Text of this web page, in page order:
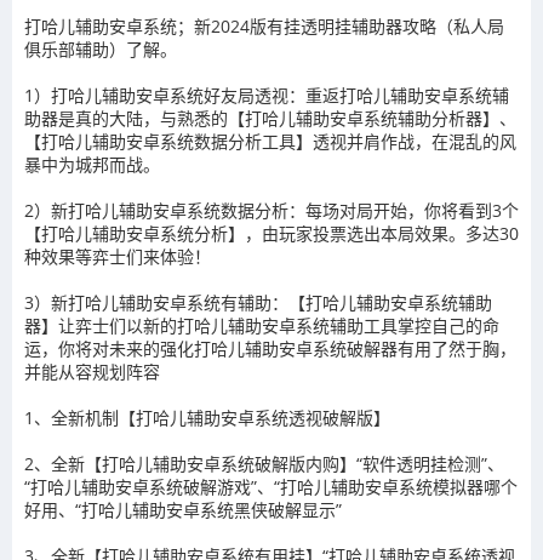
打哈儿辅助安卓系统；新2024版有挂透明挂辅助器攻略（私人局
俱乐部辅助）了解。
1）打哈儿辅助安卓系统好友局透视：重返打哈儿辅助安卓系统辅
助器是真的大陆，与熟悉的【打哈儿辅助安卓系统辅助分析器】、
【打哈儿辅助安卓系统数据分析工具】透视并肩作战，在混乱的风
暴中为城邦而战。
2）新打哈儿辅助安卓系统数据分析：每场对局开始，你将看到3个
【打哈儿辅助安卓系统分析】，由玩家投票选出本局效果。多达30
种效果等弈士们来体验！
3）新打哈儿辅助安卓系统有辅助：【打哈儿辅助安卓系统辅助
器】让弈士们以新的打哈儿辅助安卓系统辅助工具掌控自己的命
运，你将对未来的强化打哈儿辅助安卓系统破解器有用了然于胸，
并能从容规划阵容
1、全新机制【打哈儿辅助安卓系统透视破解版】
2、全新【打哈儿辅助安卓系统破解版内购】“软件透明挂检测”、
“打哈儿辅助安卓系统破解游戏”、“打哈儿辅助安卓系统模拟器哪个
好用、“打哈儿辅助安卓系统黑侠破解显示”